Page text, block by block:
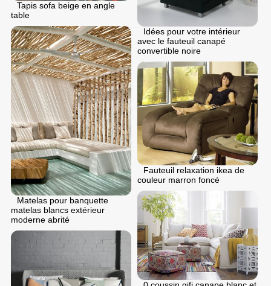
Tapis sofa beige en angle
table
Idées pour votre intérieur
avec le fauteuil canapé
convertible noire
Matelas pour banquette
matelas blancs extérieur
moderne abrité
Fauteuil relaxation ikea de
couleur marron foncé